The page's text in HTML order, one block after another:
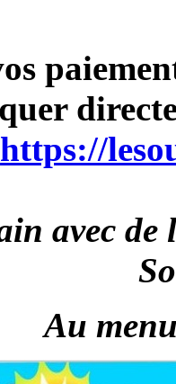
https://
avec
Au